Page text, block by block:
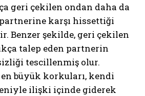
geri çekilen ondan daha da
karşı hissettiği
Benzer şekilde, geri çekilen
talep eden partnerin
tescillenmiş olur.
büyük korkuları, kendi
ilişki içinde giderek